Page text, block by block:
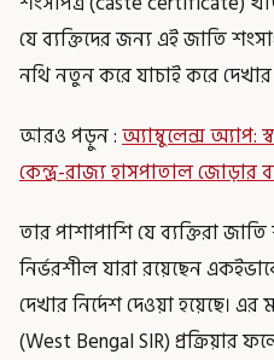
যে ব্যক্তিদের জন্য এই জাতি
নথি নতুন করে যাচাই করে দেখার
আরও পড়ুন :অ্যাম্বুলেন্স অ্যাপ:
কেন্দ্র-রাজ্য হাসপাতাল জোড়ার
তার পাশাপাশি যে ব্যক্তিরা
নির্ভরশীল যারা রয়েছেন
দেখার নির্দেশ দেওয়া হয়েছে।
(West Bengal SIR) প্রক্রিয়ার